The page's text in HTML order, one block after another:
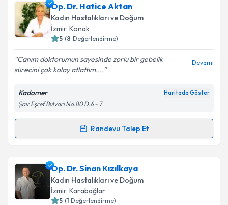
Op. Dr. Hakan Sabırlıiçin randevu takvimi talebi
oluşturun. Size bu uzmandan randevu almanız için bir
takvim hazırlandığında e-posta ile bilgilendireceğiz.
Aydınlatma
Metni'ni okudum ve kişisel verilerimin belirtilen
kapsamda işlenmesini kabul ediyorum.
Op. Dr. Hatice Aktan
Kadın Hastalıkları ve Doğum
İzmir, Konak
5 (8 Değerlendirme)
Canım doktorumun sayesinde zorlu bir gebelik
sürecini çok kolay atlattım....
Devamı
Kadomer Haritada Göster
Şair Eşref Bulvarı No:80 D:6 - 7
Randevu Talep Et
Randevu Takvimi Talebi
Op. Dr. Hatice Aktaniçin randevu takvimi talebi
oluşturun. Size bu uzmandan randevu almanız için bir
takvim hazırlandığında e-posta ile bilgilendireceğiz.
Op. Dr. Sinan Kızılkaya
Kadın Hastalıkları ve Doğum
İzmir, Karabağlar
5 (1 Değerlendirme)